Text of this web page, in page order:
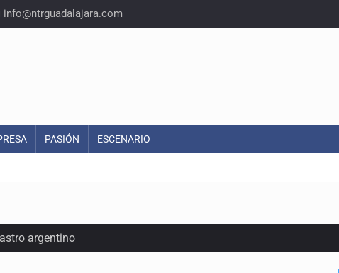
info@ntrguadalajara.com
PASIÓN ESCENARIO
argentino